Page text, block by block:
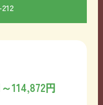
114,872円